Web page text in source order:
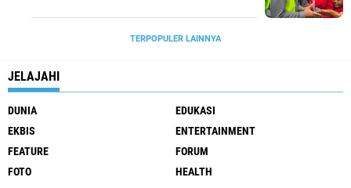
TERPOPULER LAINNYA
JELAJAHI
DUNIA
EDUKASI
EKBIS
ENTERTAINMENT
FEATURE
FORUM
FOTO
HEALTH